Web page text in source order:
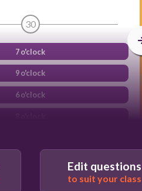
30
7 o'clock
9 o'clock
6 o'clock
Edit questions
to suit your class